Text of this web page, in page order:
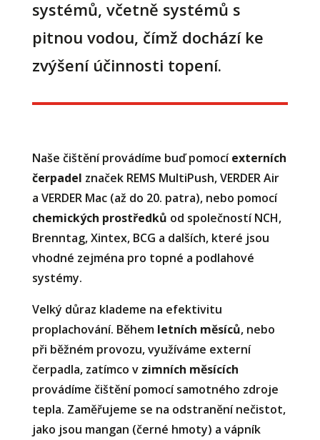
systémů, včetně systémů s
pitnou vodou, čímž dochází ke
zvýšení účinnosti topení.
Naše čištění provádíme buď pomocíexterních
čerpadel značek REMS MultiPush, VERDER Air
a VERDER Mac (až do 20. patra), nebo pomocí
chemických prostředků od společností NCH,
Brenntag, Xintex, BCG a dalších, které jsou
vhodné zejména pro topné a podlahové
systémy.
Velký důraz klademe na efektivitu
proplachování. Během letních měsíců, nebo
při běžném provozu, využíváme externí
čerpadla, zatímco v zimních měsících
provádíme čištění pomocí samotného zdroje
tepla. Zaměřujeme se na odstranění nečistot,
jako jsou mangan (černé hmoty) a vápník